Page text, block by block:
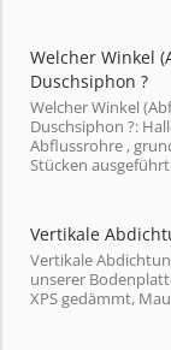
Welcher Winkel
Duschsiphon ?
Welcher Winkel
Duschsiphon ?:
Abflussrohre ,
Stücken
Vertikale
Vertikale
unserer
XPS gedämmt,